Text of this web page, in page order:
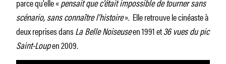
scénario, sans connaître l’histoire». Elle retrouve le cinéaste à
deux reprises dansLa Belle Noiseuseen 1991 et36 vues du pic
Saint-Loupen 2009.